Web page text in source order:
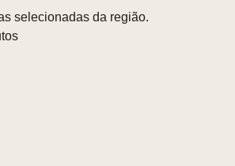
selecionadas da região.